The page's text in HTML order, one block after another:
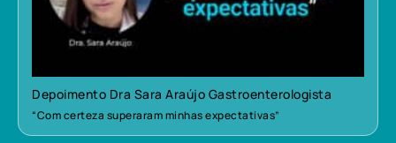
Depoimento Dra Sara Araújo Gastroenterologista
“Com certeza superaram minhas expectativas”